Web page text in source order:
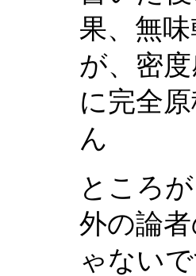
果、無
が、密
に完全
ん
ところ
外の論
ゃないで